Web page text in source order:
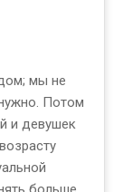
мы не
Потом
и девушек